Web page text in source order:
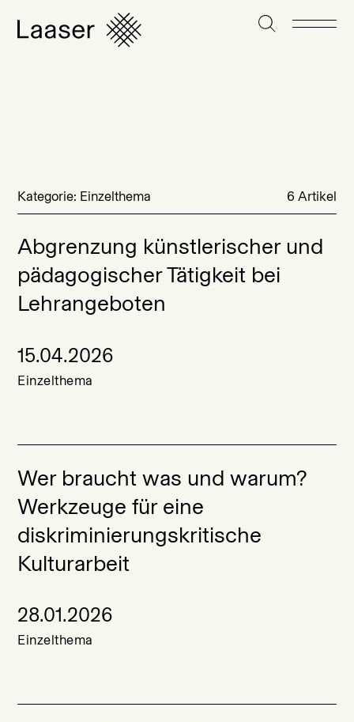
Kategorie: Einzelthema 6 Artikel
Abgrenzung künstlerischer und
pädagogischer Tätigkeit bei
Lehrangeboten
15.04.2026
Einzelthema
Wer braucht was und warum?
Werkzeuge für eine
diskriminierungskritische
Kulturarbeit
28.01.2026
Einzelthema